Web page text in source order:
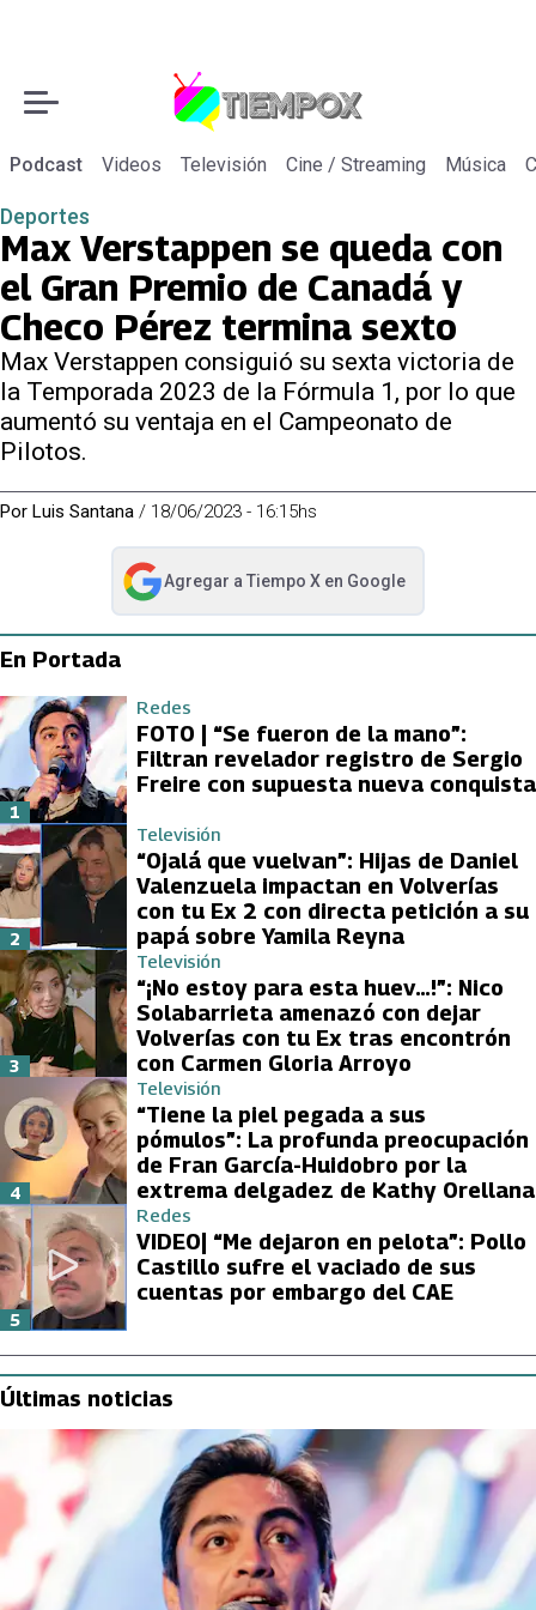
Podcast Videos Televisión Cine / Streaming Música
Deportes
Max Verstappen se queda con
el Gran Premio de Canadá y
Checo Pérez termina sexto
Max Verstappen consiguió su sexta victoria de
la Temporada 2023 de la Fórmula 1, por lo que
aumentó su ventaja en el Campeonato de
Pilotos.
Por Luis Santana / 18/06/2023 - 16:15hs
Agregar a Tiempo Xen Google
abre en nueva pestaña
En Portada
Redes
FOTO | “Se fueron de la mano”:
Filtran revelador registro de Sergio
Freire con supuesta nueva conquista
1
Televisión
“Ojalá que vuelvan”: Hijas de Daniel
Valenzuela impactan en Volverías
con tu Ex 2 con directa petición a su
papá sobre Yamila Reyna
2
Televisión
“¡No estoy para esta huev…!”: Nico
Solabarrieta amenazó con dejar
Volverías con tu Ex tras encontrón
con Carmen Gloria Arroyo
3
Televisión
“Tiene la piel pegada a sus
pómulos”: La profunda preocupación
de Fran García-Huidobro por la
extrema delgadez de Kathy Orellana
4
Redes
VIDEO| “Me dejaron en pelota”: Pollo
Castillo sufre el vaciado de sus
cuentas por embargo del CAE
5
Últimas noticias